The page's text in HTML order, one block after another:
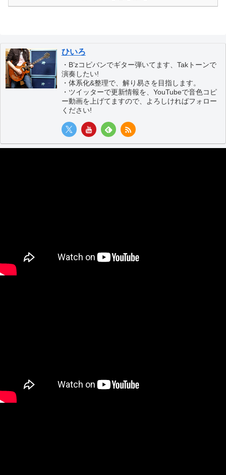
ひいろ
・B’zコピバンでギター弾いてます、Takトーンで
演奏したい!
・体系化&整理で、解り易さを目指します。
・ツイッターで更新情報を、YouTubeで音色コピ
ー動画を上げてますので、よろしければフォロー
ください!